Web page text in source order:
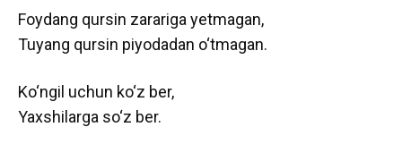
Foydang qursin zarariga yetmagan,
Tuyang qursin piyodadan o‘tmagan.
Ko‘ngil uchun ko‘z ber,
Yaxshilarga so‘z ber.